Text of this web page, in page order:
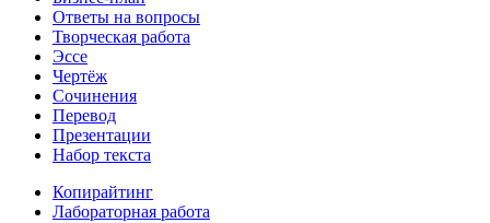
Ответы на вопросы
Творческая работа
Эссе
Чертёж
Сочинения
Перевод
Презентации
Набор текста
Копирайтинг
Лабораторная работа